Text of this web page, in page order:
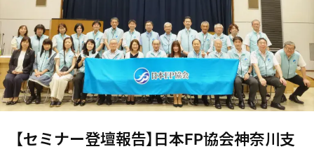
【セミナー登壇報告】日本FP協会神奈川支